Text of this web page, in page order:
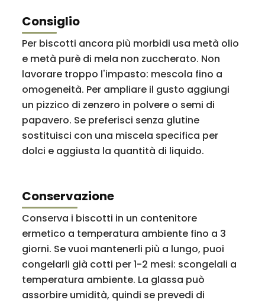
Consiglio
Per biscotti ancora più morbidi usa metà olio
e metà purè di mela non zuccherato. Non
lavorare troppo l'impasto: mescola fino a
omogeneità. Per ampliare il gusto aggiungi
un pizzico di zenzero in polvere o semi di
papavero. Se preferisci senza glutine
sostituisci con una miscela specifica per
dolci e aggiusta la quantità di liquido.
Conservazione
Conserva i biscotti in un contenitore
ermetico a temperatura ambiente fino a 3
giorni. Se vuoi mantenerli più a lungo, puoi
congelarli già cotti per 1-2 mesi: scongelali a
temperatura ambiente. La glassa può
assorbire umidità, quindi se prevedi di